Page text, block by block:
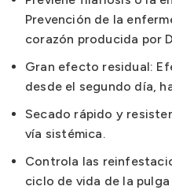
Prevención de la
corazón producida por
Gran efecto residual:
desde el segundo día,
Secado rápido y
vía sistémica.
Controla las
ciclo de vida de la